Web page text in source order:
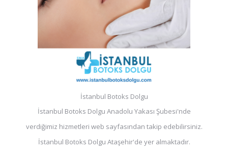
İstanbul Botoks Dolgu
İstanbul Botoks Dolgu Anadolu Yakası Şubesi'nde
verdiğimiz hizmetleri web sayfasından takip edebilirsiniz.
İstanbul Botoks Dolgu Ataşehir'de yer almaktadır.